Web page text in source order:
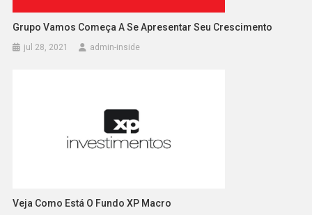
Grupo Vamos Começa A Se Apresentar Seu Crescimento
jul 28, 2021 admin-inside
Veja Como Está O Fundo XP Macro